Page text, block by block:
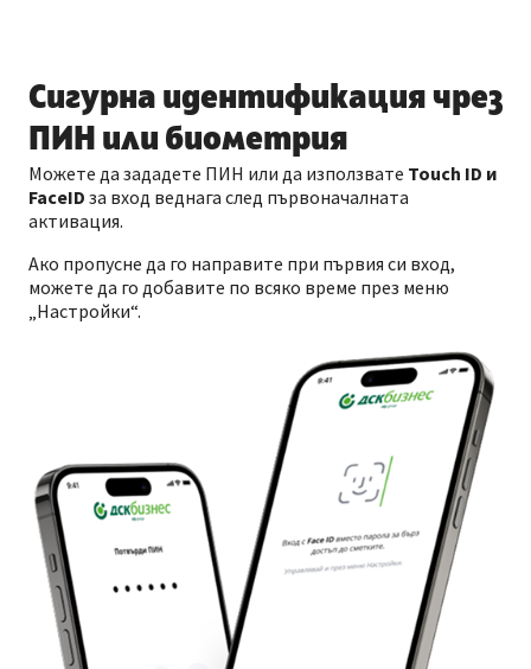
Сигурна идентификация чрез
ПИН или биометрия
Можете да зададете ПИН или да използвате Touch ID и
FaceID за вход веднага след първоначалната
активация.
Ако пропусне да го направите при първия си вход,
можете да го добавите по всяко време през меню
„Настройки“.